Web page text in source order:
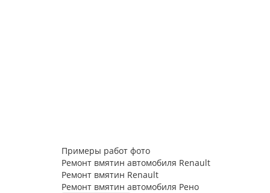
Примеры работ фото
Ремонт вмятин автомобиля Renault
Ремонт вмятин Renault
Ремонт вмятин автомобиля Рено